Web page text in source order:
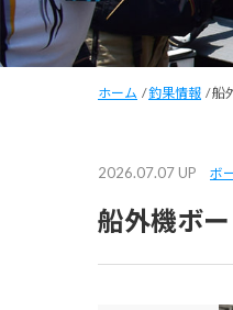
ホーム /釣果情報 /船
2026.07.07 UP ボ
船外機ボ